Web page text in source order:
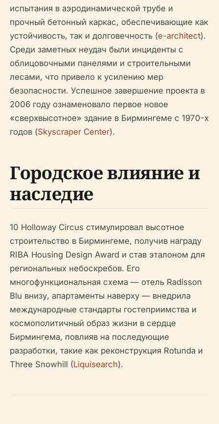
испытания в аэродинамической трубе и
прочный бетонный каркас, обеспечивающие как
устойчивость, так и долговечность (e-architect).
Среди заметных неудач были инциденты с
облицовочными панелями и строительными
лесами, что привело к усилению мер
безопасности. Успешное завершение проекта в
2006 году ознаменовало первое новое
«сверхвысотное» здание в Бирмингеме с 1970-х
годов (Skyscraper Center).
Городское влияние и
наследие
10 Holloway Circus стимулировал высотное
строительство в Бирмингеме, получив награду
RIBA Housing Design Award и став эталоном для
региональных небоскребов. Его
многофункциональная схема — отель Radisson
Blu внизу, апартаменты наверху — внедрила
международные стандарты гостеприимства и
космополитичный образ жизни в сердце
Бирмингема, повлияв на последующие
разработки, такие как реконструкция Rotunda и
Three Snowhill (Liquisearch).